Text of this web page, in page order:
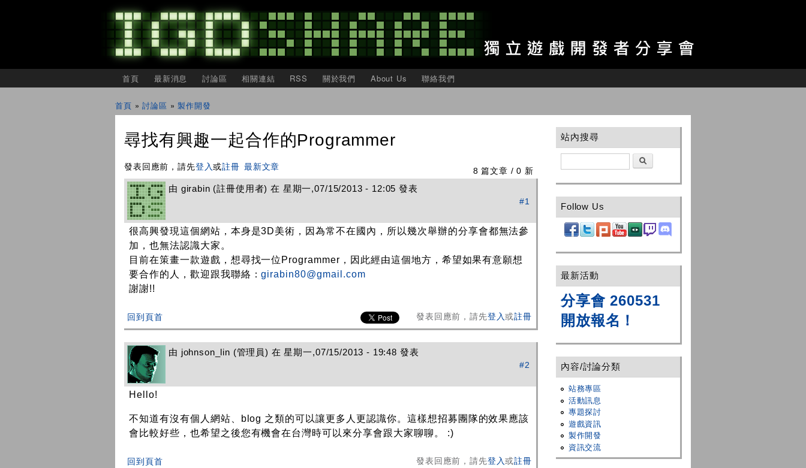
至
主
容
IGDSHARE
首頁 最新消息 討論區 相關連結 RSS 關於我們 About Us 聯絡我們
首頁 »討論區 »製作開發
尋找有興趣一起合作的Programmer
8 篇文章 / 0 新
發表回應前，請先登入或註冊 最新文章
由 girabin (註冊使用者) 在 星期一,07/15/2013 - 12:05 發表
#1
很高興發現這個網站，本身是3D美術，因為常不在國內，所以幾次舉辦的分享會都無法參
加，也無法認識大家。
目前在策畫一款遊戲，想尋找一位Programmer，因此經由這個地方，希望如果有意願想
要合作的人，歡迎跟我聯絡：girabin80@gmail.com
謝謝!!
回到頁首 發表回應前，請先登入或註冊
由 johnson_lin (管理員) 在 星期一,07/15/2013 - 19:48 發表
#2
Hello!
不知道有沒有個人網站、blog 之類的可以讓更多人更認識你。這樣想招募團隊的效果應該
會比較好些，也希望之後您有機會在台灣時可以來分享會跟大家聊聊。 :)
回到頁首 發表回應前，請先登入或註冊
站內搜尋
Follow Us
最新活動
分享會 260531
開放報名！
內容/討論分類
站務專區
活動訊息
專題探討
遊戲資訊
製作開發
資訊交流